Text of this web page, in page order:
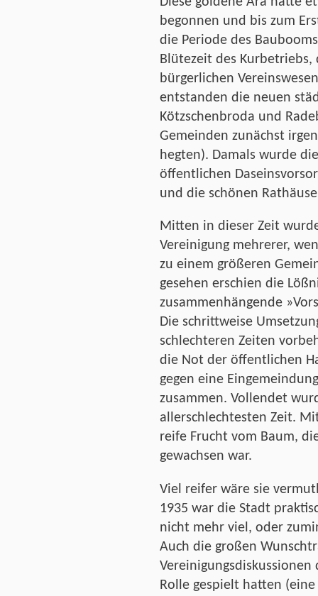
begonnen und bis zum
die Periode des
Blütezeit des Kurbetriebs,
bürgerlichen
entstanden die neuen
Kötzschenbroda und
Gemeinden zunächst
hegten). Damals wurde
öffentlichen
und die schönen
Mitten in dieser Zeit
Vereinigung mehrerer,
zu einem größeren
gesehen erschien die
zusammenhängende
Die schrittweise
schlechteren Zeiten
die Not der öffentlichen
gegen eine
zusammen. Vollendet
allerschlechtesten Zeit.
reife Frucht vom Baum,
gewachsen war.
Viel reifer wäre sie
1935 war die Stadt
nicht mehr viel, oder
Auch die großen
Rolle gespielt hatten